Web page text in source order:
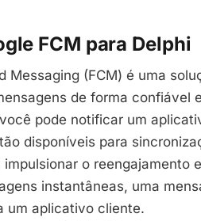
FCM para Delphi
Messaging (FCM) é uma
de forma confiável
pode notificar um
disponíveis para
o reengajamento
instantâneas, uma
um aplicativo cliente.